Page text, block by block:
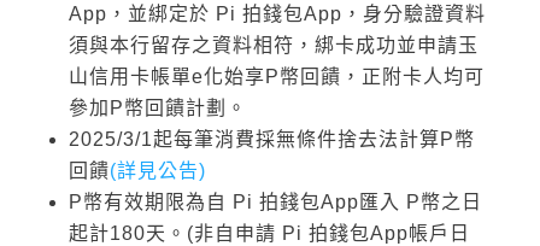
App，並綁定於 Pi 拍錢包App，身分驗證資料
須與本行留存之資料相符，綁卡成功並申請玉
山信用卡帳單e化始享P幣回饋，正附卡人均可
參加P幣回饋計劃。
2025/3/1起每筆消費採無條件捨去法計算P幣
回饋(詳見公告)
P幣有效期限為自 Pi 拍錢包App匯入 P幣之日
起計180天。(非自申請 Pi 拍錢包App帳戶日